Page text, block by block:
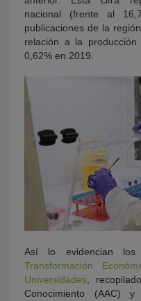
nacional (frente al
publicaciones de la
relación a la
0,62% en 2019.
Así lo evidencian los
Transformación
Universidades,
Conocimiento (AAC)